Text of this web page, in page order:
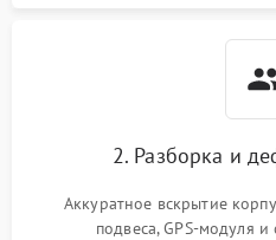
2. Разборка и
Аккуратное вскрытие
подвеса, GPS-модуля